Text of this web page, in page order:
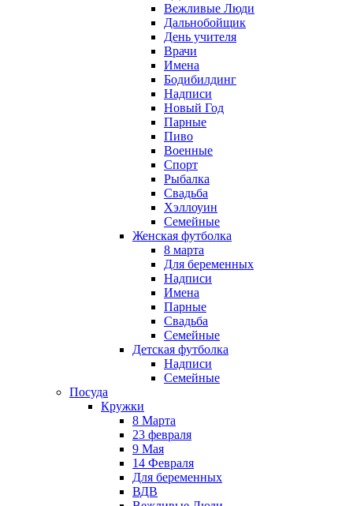
Вежливые Люди
Дальнобойщик
День учителя
Врачи
Имена
Бодибилдинг
Надписи
Новый Год
Парные
Пиво
Военные
Спорт
Рыбалка
Свадьба
Хэллоуин
Семейные
Женская футболка
8 марта
Для беременных
Надписи
Имена
Парные
Свадьба
Семейные
Детская футболка
Надписи
Семейные
Посуда
Кружки
8 Марта
23 февраля
9 Мая
14 Февраля
Для беременных
ВДВ